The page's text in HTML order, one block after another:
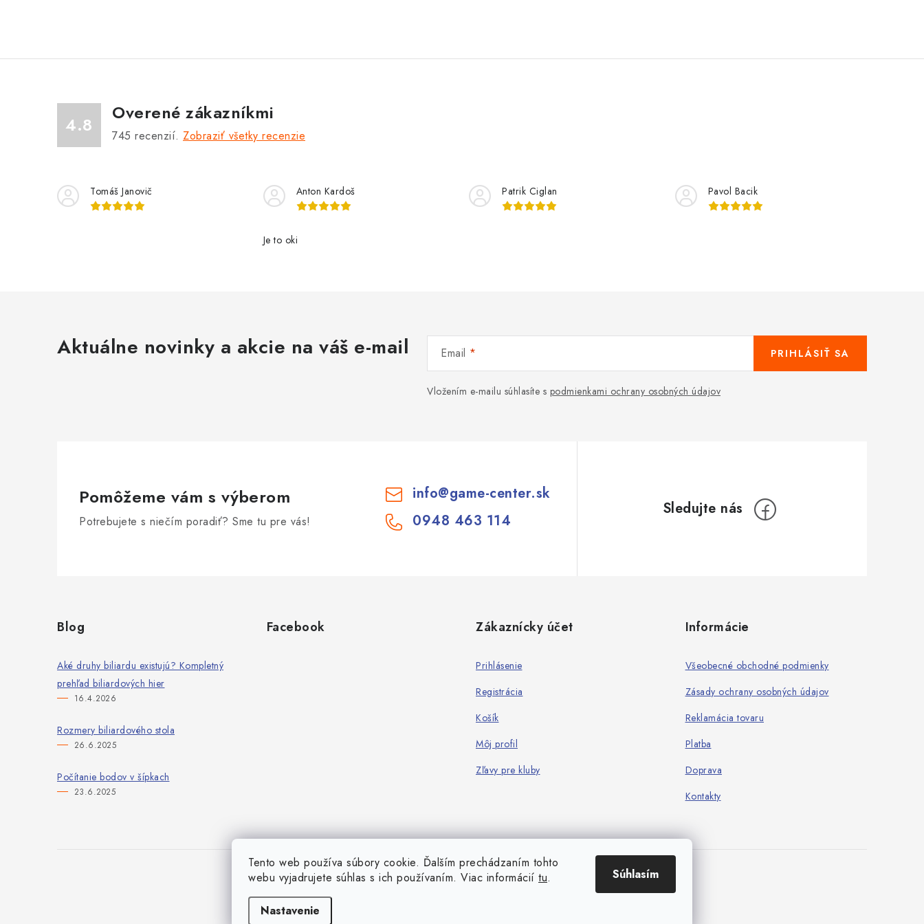
Tento web používa súbory cookie. Ďalším prechádzaním tohto
webu vyjadrujete súhlas s ich používaním. Viac informácií tu.
Nastavenie
Súhlasím
4.8
Overené zákazníkmi
745 recenzií. Zobraziť všetky recenzie
Tomáš Janovič Anton Kardoš
Je to oki
Patrik Ciglan Pavol Bacik
Aktuálne novinky a akcie na váš e-mail Email
Vložením e-mailu súhlasíte s podmienkami ochrany osobných údajov
PRIHLÁSIŤ SA
Pomôžeme vám s výberom
Potrebujete s niečím poradiť? Sme tu pre vás!
info@game-center.sk
0948 463 114
Blog
Aké druhy biliardu existujú? Kompletný
prehľad biliardových hier
16.4.2026
Rozmery biliardového stola
26.6.2025
Počítanie bodov v šípkach
23.6.2025
Facebook Zákaznícky účet
Prihlásenie
Registrácia
Košík
Môj profil
Zľavy pre kluby
Informácie
Všeobecné obchodné podmienky
Zásady ochrany osobných údajov
Reklamácia tovaru
Platba
Doprava
Kontakty
Copyright 2026Game-Center.sk. Všetky práva vyhradené.